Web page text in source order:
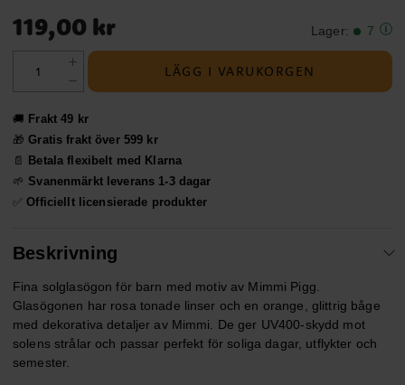
Pris:119,00 kr
119,00 kr Lager: 7
LÄGG I VARUKORGEN
🚚 Frakt 49 kr
🎁Gratis frakt över 599 kr
📄
Betala flexibelt med Klarna
🌱 Svanenmärkt leverans 1-3 dagar
✅Officiellt licensierade produkter
Beskrivning
Fina solglasögon för barn med motiv av Mimmi Pigg.
Glasögonen har rosa tonade linser och en orange, glittrig båge
med dekorativa detaljer av Mimmi. De ger UV400-skydd mot
solens strålar och passar perfekt för soliga dagar, utflykter och
semester.